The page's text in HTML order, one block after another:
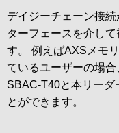
デイジーチェーン接
ターフェースを介し
す。 例えばAXSメモ
ているユーザーの場
SBAC-T40と本リーダ
とができます。